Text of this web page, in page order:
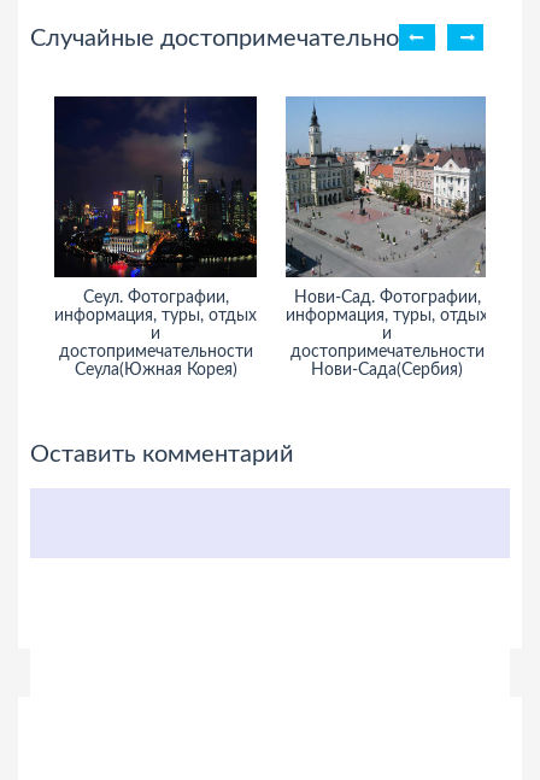
Случайные достопримечательности
Сеул. Фотографии,
информация, туры, отдых
и
достопримечательности
Сеула(Южная Корея)
Нови-Сад. Фотографии,
информация, туры, отдых
и
достопримечательности
Нови-Сада(Сербия)
Оставить комментарий